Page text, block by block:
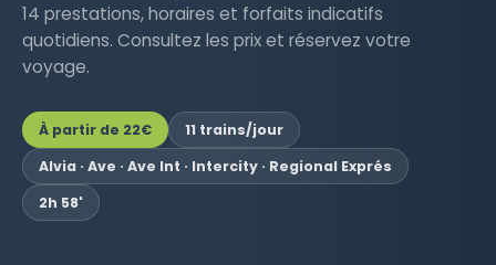
14 prestations, horaires et forfaits indicatifs
quotidiens. Consultez les prix et réservez votre
voyage.
À partir de 22€
11 trains/jour
Alvia · Ave · Ave Int · Intercity · Regional Exprés
2h 58'